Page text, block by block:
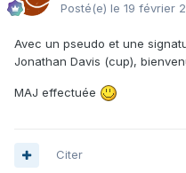
Posté(e) le 19 février
Avec un pseudo et une
Jonathan Davis (cup),
MAJ effectuée
Citer